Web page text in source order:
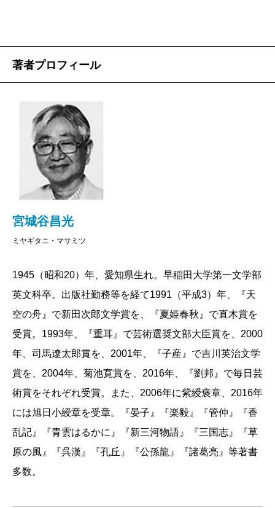
著者プロフィール
宮城谷昌光
ミヤギタニ・マサミツ
1945（昭和20）年、愛知県生れ。早稲田大学第一文学部
英文科卒。出版社勤務等を経て1991（平成3）年、『天
空の舟』で新田次郎文学賞を、『夏姫春秋』で直木賞を
受賞。1993年、『重耳』で芸術選奨文部大臣賞を、2000
年、司馬遼太郎賞を、2001年、『子産』で吉川英治文学
賞を、2004年、菊池寛賞を、2016年、『劉邦』で毎日芸
術賞をそれぞれ受賞。また、2006年に紫綬褒章、2016年
には旭日小綬章を受章。『晏子』『楽毅』『管仲』『香
乱記』『青雲はるかに』『新三河物語』『三国志』『草
原の風』『呉漢』『孔丘』『公孫龍』『諸葛亮』等著書
多数。